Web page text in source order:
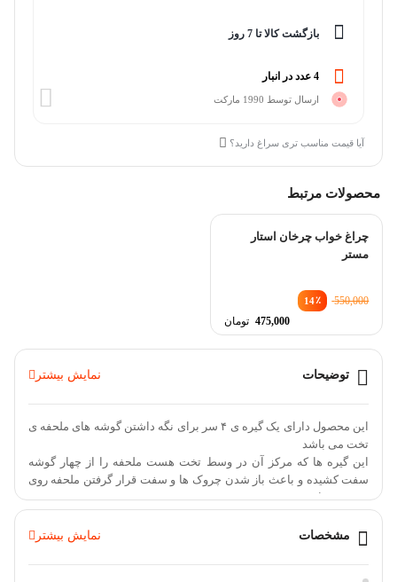
بازگشت کالا تا 7 روز
4 عدد در انبار
ارسال توسط 1990 مارکت
آیا قیمت مناسب تری سراغ دارید؟
محصولات مرتبط
چراغ خواب چرخان استار
مستر
٪14 550,000
اصلی
550,000 تومان
475,000 تومان
قیمت
فعلی
توضیحات نمایش بیشتر
این محصول دارای یک گیره ی ۴ سر برای نگه داشتن گوشه های ملحفه ی
تخت می باشد
این گیره ها که مرکز آن در وسط تخت هست ملحفه را از چهار گوشه
سفت کشیده و باعث باز شدن چروک ها و سفت قرار گرفتن ملحفه روی
تخت می باشد
کثیف و نامرتب آن نباشید و بدون زحمت زیاد پس از هربار شستشو آن را
مشخصات نمایش بیشتر